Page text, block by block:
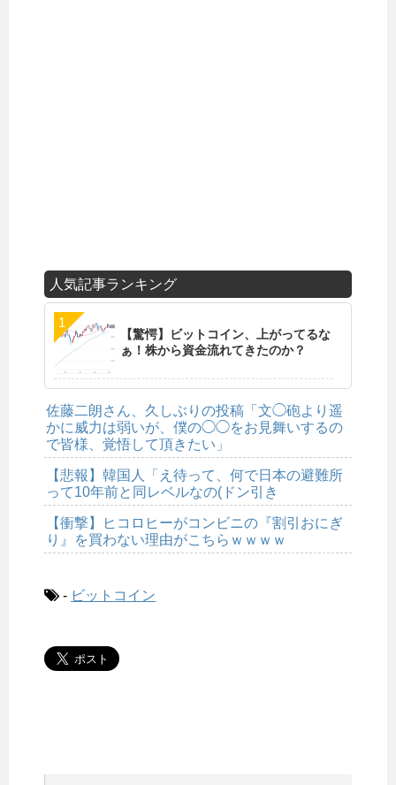
人気記事ランキング
【驚愕】ビットコイン、上がってるな
ぁ！株から資金流れてきたのか？
佐藤二朗さん、久しぶりの投稿「文◯砲より遥
かに威力は弱いが、僕の◯◯をお見舞いするの
で皆様、覚悟して頂きたい」
【悲報】韓国人「え待って、何で日本の避難所
って10年前と同レベルなの(ドン引き
【衝撃】ヒコロヒーがコンビニの『割引おにぎ
り』を買わない理由がこちらｗｗｗｗ
- ビットコイン